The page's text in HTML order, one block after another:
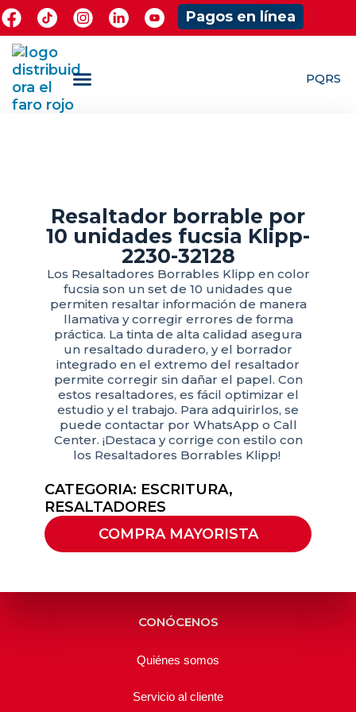
Pagos en línea
PQRS
Resaltador borrable por
10 unidades fucsia Klipp-
2230-32128
Los Resaltadores Borrables Klipp en color
fucsia son un set de 10 unidades que
permiten resaltar información de manera
llamativa y corregir errores de forma
práctica. La tinta de alta calidad asegura
un resaltado duradero, y el borrador
integrado en el extremo del resaltador
permite corregir sin dañar el papel. Con
estos resaltadores, es fácil optimizar el
estudio y el trabajo. Para adquirirlos, se
puede contactar por WhatsApp o Call
Center. ¡Destaca y corrige con estilo con
los Resaltadores Borrables Klipp!
CATEGORIA: ESCRITURA,
RESALTADORES
COMPRA MAYORISTA
CONÓCENOS
Quiénes somos
Servicio al cliente